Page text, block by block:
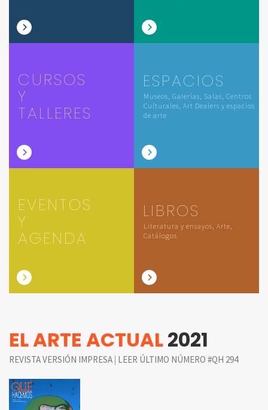
CURSOS
Y
TALLERES
ESPACIOS
Museos, Galerías, Salas, Centros
Culturales, Art Dealers y espacios
de arte
EVENTOS
Y
AGENDA
LIBROS
Literatura y ensayos, Arte,
Catálogos
EL ARTE ACTUAL2021
REVISTA VERSIÓN IMPRESA | LEER ÚLTIMO NÚMERO #QH 294